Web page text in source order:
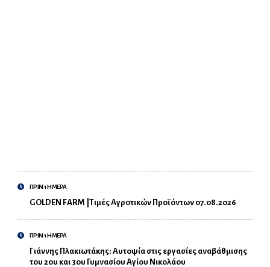
ΠΡΙΝ 1 ΗΜΕΡΑ
GOLDEN FARM |Τιμές Αγροτικών Προϊόντων 07.08.2026
ΠΡΙΝ 1 ΗΜΕΡΑ
Γιάννης Πλακιωτάκης: Αυτοψία στις εργασίες αναβάθμισης
του 2ου και 3ου Γυμνασίου Αγίου Νικολάου